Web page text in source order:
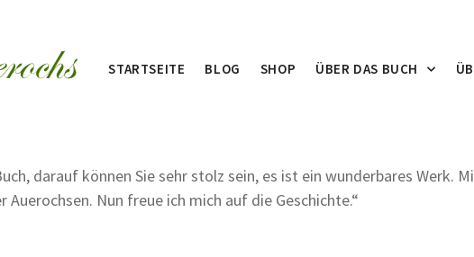
STARTSEITE BLOG SHOP ÜBER DAS BUCH
darauf können Sie sehr stolz sein, es ist ein wunderbares Werk.
Auerochsen. Nun freue ich mich auf die Geschichte.“